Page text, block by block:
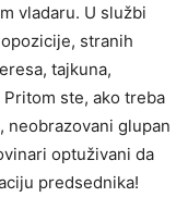
vladaru. U službi
stranih
tajkuna,
ste, ako treba
neobrazovani glupan
optuživani da
predsednika!